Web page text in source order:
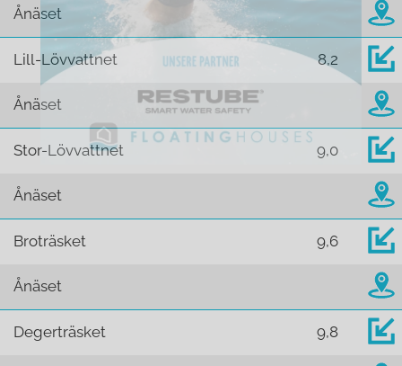
Ånäset
Lill-Lövvattnet 8,2
Ånäset
Stor-Lövvattnet 9,0
Ånäset
Broträsket 9,6
Ånäset
Degerträsket 9,8